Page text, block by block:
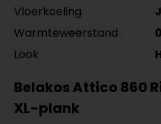
Vloerkoeling
Warmteweerstand
Look
Belakos Attico 860
XL-plank